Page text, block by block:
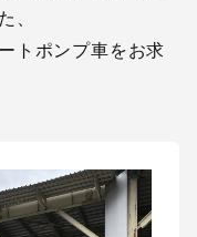
、
トポンプ車をお求